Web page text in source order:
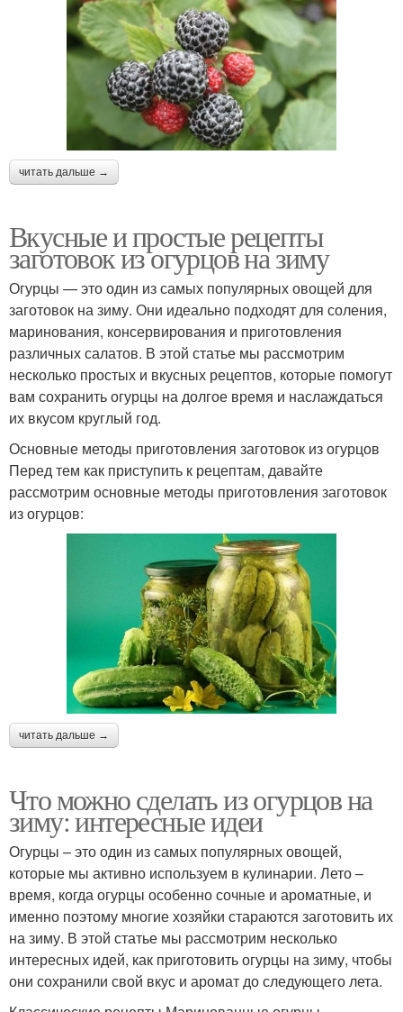
читать дальше →
Вкусные и простые рецепты
заготовок из огурцов на зиму
Огурцы — это один из самых популярных овощей для
заготовок на зиму. Они идеально подходят для соления,
маринования, консервирования и приготовления
различных салатов. В этой статье мы рассмотрим
несколько простых и вкусных рецептов, которые помогут
вам сохранить огурцы на долгое время и наслаждаться
их вкусом круглый год.
Основные методы приготовления заготовок из огурцов
Перед тем как приступить к рецептам, давайте
рассмотрим основные методы приготовления заготовок
из огурцов:
читать дальше →
Что можно сделать из огурцов на
зиму: интересные идеи
Огурцы – это один из самых популярных овощей,
которые мы активно используем в кулинарии. Лето –
время, когда огурцы особенно сочные и ароматные, и
именно поэтому многие хозяйки стараются заготовить их
на зиму. В этой статье мы рассмотрим несколько
интересных идей, как приготовить огурцы на зиму, чтобы
они сохранили свой вкус и аромат до следующего лета.